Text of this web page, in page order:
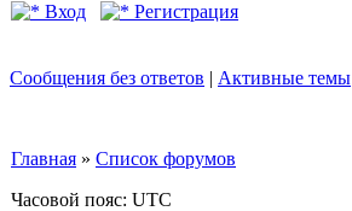
Вход Регистрация
Сообщения без ответов | Активные темы
Главная » Список форумов
Часовой пояс: UTC